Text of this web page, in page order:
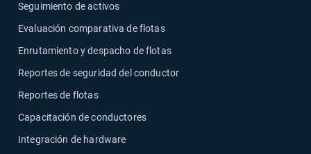
Seguimiento de activos
Evaluación comparativa de flotas
Enrutamiento y despacho de flotas
Reportes de seguridad del conductor
Reportes de flotas
Capacitación de conductores
Integración de hardware